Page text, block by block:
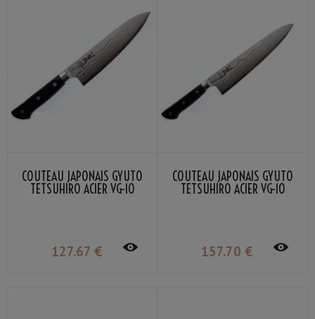
COUTEAU JAPONAIS GYUTO
TETSUHIRO ACIER VG-10
127.67 €
COUTEAU JAPONAIS GYUTO
TETSUHIRO ACIER VG-10
157.70 €